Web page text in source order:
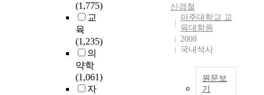
(1,775)
교
육
(1,235)
의
약학
(1,061)
자
신경철
아주대학교 교
육대학원
2008
국내석사
원문보
기